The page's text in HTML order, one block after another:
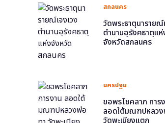
สกลนคร
วัดพระธาตุนารายณ์
ตำนานอุรังคธาตุแห่
จังหวัดสกลนคร
นครปฐม
ขอพรโชคลาภ การ
ลอดใต้มณฑปหลว
วัดพะเนียงแตก